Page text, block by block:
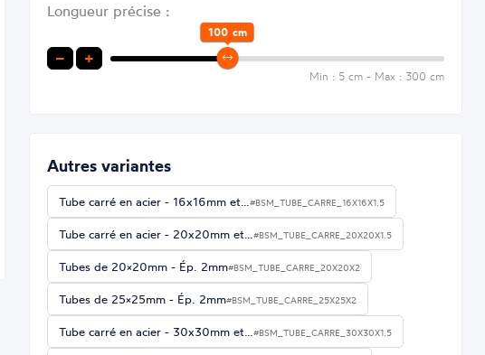
Longueur précise :
− +
100 cm
Min : 5 cm - Max : 300 cm
Autres variantes
Tube carré en acier - 16x16mm et… #BSM_TUBE_CARRE_16X16X1.5
Tube carré en acier - 20x20mm et… #BSM_TUBE_CARRE_20X20X1.5
Tubes de 20×20mm - Ép. 2mm#BSM_TUBE_CARRE_20X20X2
Tubes de 25×25mm - Ép. 2mm#BSM_TUBE_CARRE_25X25X2
Tube carré en acier - 30x30mm et… #BSM_TUBE_CARRE_30X30X1.5